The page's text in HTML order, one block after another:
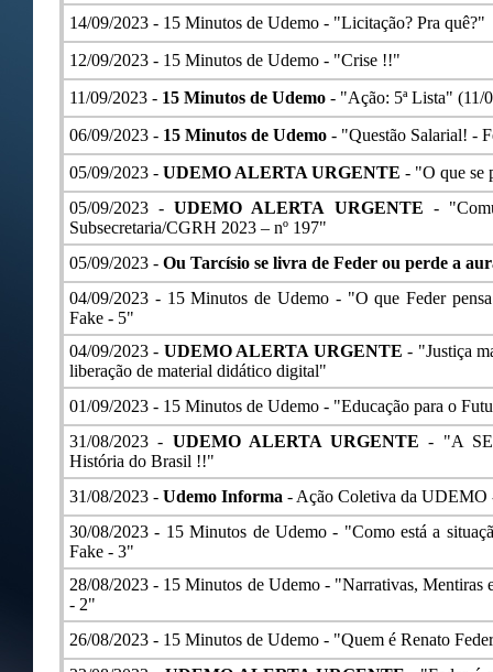
14/09/2023 - 15 Minutos de Udemo - "Licitação? Pra quê?"
12/09/2023 - 15 Minutos de Udemo - "Crise !!"
11/09/2023 - 15 Minutos de Udemo - "Ação: 5ª Lista" (11/
06/09/2023 - 15 Minutos de Udemo - "Questão Salarial! -
05/09/2023 - UDEMO ALERTA URGENTE - "O que se
05/09/2023 -UDEMO ALERTA URGENTE -
Subsecretaria/CGRH 2023 – nº 197"
05/09/2023 - Ou Tarcísio se livra de Feder ou perde a
04/09/2023 - 15 Minutos de Udemo - "O que Feder
Fake - 5"
04/09/2023 - UDEMO ALERTA URGENTE - "Justiça
liberação de material didático digital"
01/09/2023 - 15 Minutos de Udemo - "Educação para o
31/08/2023 - UDEMO ALERTA URGENTE - "A
História do Brasil !!"
31/08/2023 - Udemo Informa - Ação Coletiva da UDEMO
30/08/2023 - 15 Minutos de Udemo - "Como está a
Fake - 3"
28/08/2023 - 15 Minutos de Udemo - "Narrativas, Mentiras
- 2"
26/08/2023 - 15 Minutos de Udemo - "Quem é Renato